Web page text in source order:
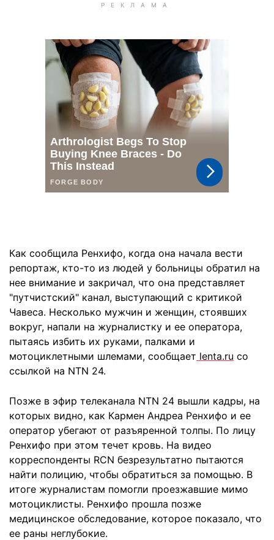
Как сообщила Ренхифо, когда она начала вести
репортаж, кто-то из людей у больницы обратил на
нее внимание и закричал, что она представляет
"путчистский" канал, выступающий с критикой
Чавеса. Несколько мужчин и женщин, стоявших
вокруг, напали на журналистку и ее оператора,
пытаясь избить их руками, палками и
мотоциклетными шлемами, сообщает lenta.ru со
ссылкой на NTN 24.
Позже в эфир телеканала NTN 24 вышли кадры, на
которых видно, как Кармен Андреа Ренхифо и ее
оператор убегают от разъяренной толпы. По лицу
Ренхифо при этом течет кровь. На видео
корреспонденты RCN безрезультатно пытаются
найти полицию, чтобы обратиться за помощью. В
итоге журналистам помогли проезжавшие мимо
мотоциклисты. Ренхифо прошла позже
медицинское обследование, которое показало, что
ее раны неглубокие.